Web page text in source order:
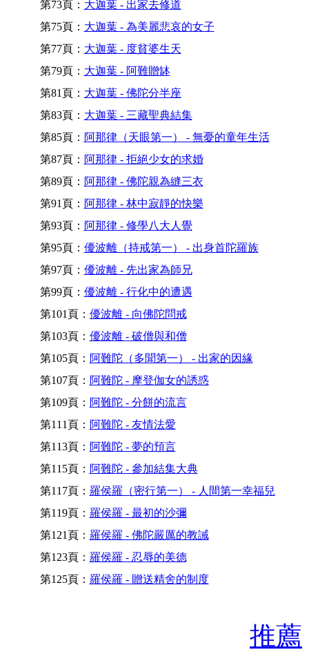
第73頁： 大迦葉 - 出家去修道
第75頁： 大迦葉 - 為美麗悲哀的女子
第77頁： 大迦葉 - 度貧婆生天
第79頁： 大迦葉 - 阿難贈缽
第81頁： 大迦葉 - 佛陀分半座
第83頁： 大迦葉 - 三藏聖典結集
第85頁： 阿那律（天眼第一） - 無憂的童年生活
第87頁： 阿那律 - 拒絕少女的求婚
第89頁： 阿那律 - 佛陀親為縫三衣
第91頁： 阿那律 - 林中寂靜的快樂
第93頁： 阿那律 - 修學八大人覺
第95頁： 優波離（持戒第一） - 出身首陀羅族
第97頁： 優波離 - 先出家為師兄
第99頁： 優波離 - 行化中的遭遇
第101頁： 優波離 - 向佛陀問戒
第103頁： 優波離 - 破僧與和僧
第105頁： 阿難陀（多聞第一） - 出家的因緣
第107頁： 阿難陀 - 摩登伽女的誘惑
第109頁： 阿難陀 - 分餅的流言
第111頁： 阿難陀 - 友情法愛
第113頁： 阿難陀 - 夢的預言
第115頁： 阿難陀 - 參加結集大典
第117頁： 羅侯羅（密行第一） - 人間第一幸福兒
第119頁： 羅侯羅 - 最初的沙彌
第121頁： 羅侯羅 - 佛陀嚴厲的教誡
第123頁： 羅侯羅 - 忍辱的美德
第125頁： 羅侯羅 - 贈送精舍的制度
推薦